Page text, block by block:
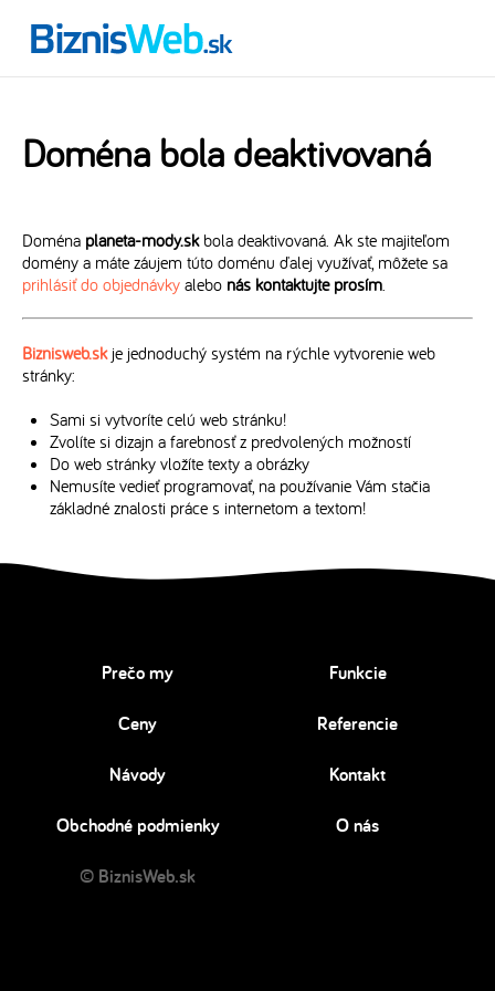
Doména bola deaktivovaná
Doména planeta-mody.skbola deaktivovaná. Ak ste majiteľom
domény a máte záujem túto doménu ďalej využívať, môžete sa
prihlásiť do objednávky alebo nás kontaktujte prosím.
Biznisweb.skje jednoduchý systém na rýchle vytvorenie web
stránky:
Sami si vytvoríte celú web stránku!
Zvolíte si dizajn a farebnosť z predvolených možností
Do web stránky vložíte texty a obrázky
Nemusíte vedieť programovať, na používanie Vám stačia
základné znalosti práce s internetom a textom!
Prečo my Funkcie
Ceny Referencie
Návody Kontakt
Obchodné podmienky O nás
© BiznisWeb.sk